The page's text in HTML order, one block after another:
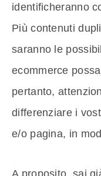
identificheranno
Più contenuti
saranno le
ecommerce
pertanto,
differenziare i
e/o pagina, in
A proposito, sai